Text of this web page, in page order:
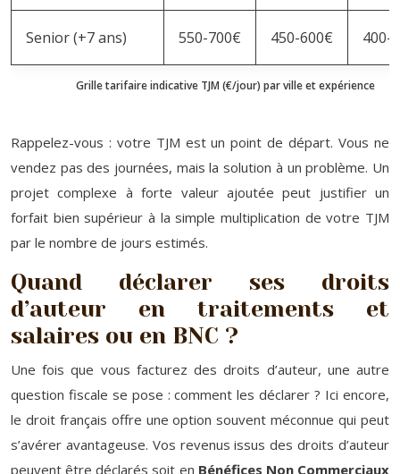
Grille tarifaire indicative TJM (€/jour) par ville et expérience
Senior (+7 ans) 550-700€ 450-600€ 400-
Rappelez-vous : votre TJM est un point de départ. Vous ne
vendez pas des journées, mais la solution à un problème. Un
projet complexe à forte valeur ajoutée peut justifier un
forfait bien supérieur à la simple multiplication de votre TJM
par le nombre de jours estimés.
Quand déclarer ses droits
d’auteur en traitements et
salaires ou en BNC ?
Une fois que vous facturez des droits d’auteur, une autre
question fiscale se pose : comment les déclarer ? Ici encore,
le droit français offre une option souvent méconnue qui peut
s’avérer avantageuse. Vos revenus issus des droits d’auteur
peuvent être déclarés soit en Bénéfices Non Commerciaux